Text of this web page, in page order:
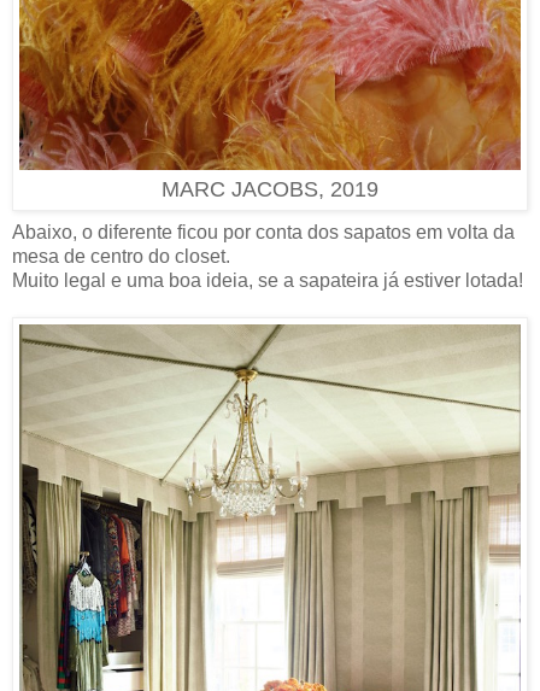
MARC JACOBS, 2019
Abaixo, o diferente ficou por conta dos sapatos em volta da
mesa de centro do closet.
Muito legal e uma boa ideia, se a sapateira já estiver lotada!